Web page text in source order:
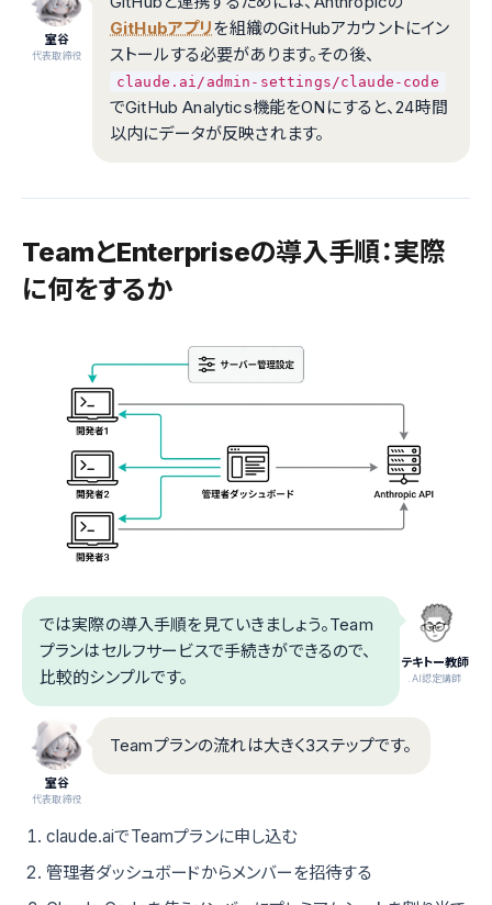
室谷
代表取締役
GitHubアプリを組織のGitHubアカウントにイン
ストールする必要があります。その後、
claude.ai/admin-settings/claude-code
でGitHub Analytics機能をONにすると、24時間
以内にデータが反映されます。
TeamとEnterpriseの導入手順：実際
に何をするか
テキトー教師
.AI認定講師
では実際の導入手順を見ていきましょう。Team
プランはセルフサービスで手続きができるので、
比較的シンプルです。
室谷
代表取締役
Teamプランの流れは大きく3ステップです。
claude.aiでTeamプランに申し込む
管理者ダッシュボードからメンバーを招待する